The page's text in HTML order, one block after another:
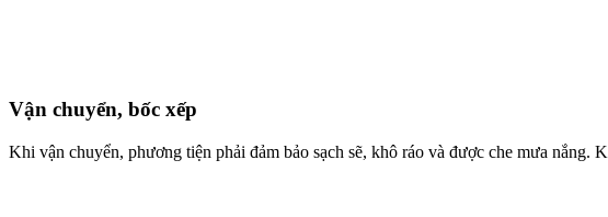
Vận chuyển, bốc xếp
Khi vận chuyển, phương tiện phải đảm bảo sạch sẽ, khô ráo và được che mưa nắng.